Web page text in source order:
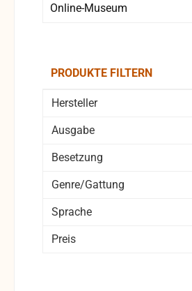
Online-Museum
PRODUKTE FILTERN
Hersteller
Ausgabe
Besetzung
Genre/Gattung
Sprache
Preis